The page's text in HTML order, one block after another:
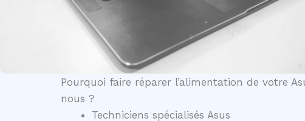
Pourquoi faire réparer l’alimentation de votre
nous ?
Techniciens spécialisés Asus